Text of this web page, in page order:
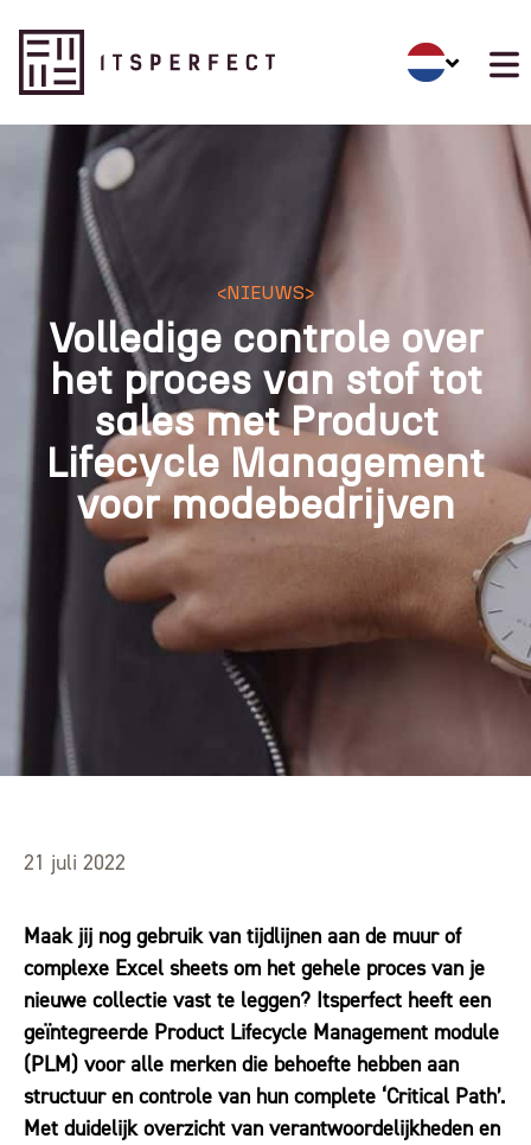
<NIEUWS>
Volledige controle over
het proces van stof tot
sales met Product
Lifecycle Management
voor modebedrijven
21 juli 2022
Maak jij nog gebruik van tijdlijnen aan de muur of
complexe Excel sheets om het gehele proces van je
nieuwe collectie vast te leggen? Itsperfect heeft een
geïntegreerde Product Lifecycle Management module
(PLM) voor alle merken die behoefte hebben aan
structuur en controle van hun complete ‘Critical Path’.
Met duidelijk overzicht van verantwoordelijkheden en